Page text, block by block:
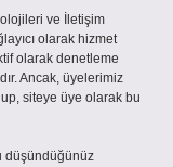
ve İletişim
olarak hizmet
olarak denetleme
Ancak, üyelerimiz
siteye üye olarak bu
düşündüğünüz